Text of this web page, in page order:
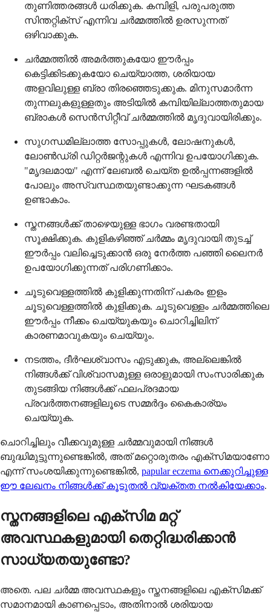
തുണിത്തരങ്ങൾ ധരിക്കുക. കമ്പിളി, പരുപരുത്ത
സിന്തറ്റിക്സ് എന്നിവ ചർമ്മത്തിൽ ഉരസുന്നത്
ഒഴിവാക്കുക.
ചർമ്മത്തിൽ അമർത്തുകയോ ഈർപ്പം
കെട്ടിക്കിടക്കുകയോ ചെയ്യാത്ത, ശരിയായ
അളവിലുള്ള ബ്രാ തിരഞ്ഞെടുക്കുക. മിനുസമാർന്ന
തുന്നലുകളുള്ളതും അടിയിൽ കമ്പിയില്ലാത്തതുമായ
ബ്രാകൾ സെൻസിറ്റീവ് ചർമ്മത്തിൽ മൃദുവായിരിക്കും.
സുഗന്ധമില്ലാത്ത സോപ്പുകൾ, ലോഷനുകൾ,
ലോൺഡ്രി ഡിറ്റർജന്റുകൾ എന്നിവ ഉപയോഗിക്കുക.
"മൃദലമായ" എന്ന് ലേബൽ ചെയ്ത ഉൽപ്പന്നങ്ങളിൽ
പോലും അസ്വസ്ഥതയുണ്ടാക്കുന്ന ഘടകങ്ങൾ
ഉണ്ടാകാം.
സ്തനങ്ങൾക്ക് താഴെയുള്ള ഭാഗം വരണ്ടതായി
സൂക്ഷിക്കുക. കുളികഴിഞ്ഞ് ചർമ്മം മൃദുവായി തുടച്ച്
ഈർപ്പം വലിച്ചെടുക്കാൻ ഒരു നേർത്ത പഞ്ഞി ലൈനർ
ഉപയോഗിക്കുന്നത് പരിഗണിക്കാം.
ചൂടുവെള്ളത്തിൽ കുളിക്കുന്നതിന് പകരം ഇളം
ചൂടുവെള്ളത്തിൽ കുളിക്കുക. ചൂടുവെള്ളം ചർമ്മത്തിലെ
ഈർപ്പം നീക്കം ചെയ്യുകയും ചൊറിച്ചിലിന്
കാരണമാവുകയും ചെയ്യും.
നടത്തം, ദീർഘശ്വാസം എടുക്കുക, അല്ലെങ്കിൽ
നിങ്ങൾക്ക് വിശ്വാസമുള്ള ഒരാളുമായി സംസാരിക്കുക
തുടങ്ങിയ നിങ്ങൾക്ക് ഫലപ്രദമായ
പ്രവർത്തനങ്ങളിലൂടെ സമ്മർദ്ദം കൈകാര്യം
ചെയ്യുക.
ചൊറിച്ചിലും വീക്കവുമുള്ള ചർമ്മവുമായി നിങ്ങൾ
ബുദ്ധിമുട്ടുന്നുണ്ടെങ്കിൽ, അത് മറ്റൊരുതരം എക്സിമയാണോ
എന്ന് സംശയിക്കുന്നുണ്ടെങ്കിൽ, papular eczema നെക്കുറിച്ചുള്ള
ഈ ലേഖനം നിങ്ങൾക്ക് കൂടുതൽ വ്യക്തത നൽകിയേക്കാം.
സ്തനങ്ങളിലെ എക്സിമ മറ്റ്
അവസ്ഥകളുമായി തെറ്റിദ്ധരിക്കാൻ
സാധ്യതയുണ്ടോ?
അതെ. പല ചർമ്മ അവസ്ഥകളും സ്തനങ്ങളിലെ എക്സിമക്ക്
സമാനമായി കാണപ്പെടാം, അതിനാൽ ശരിയായ